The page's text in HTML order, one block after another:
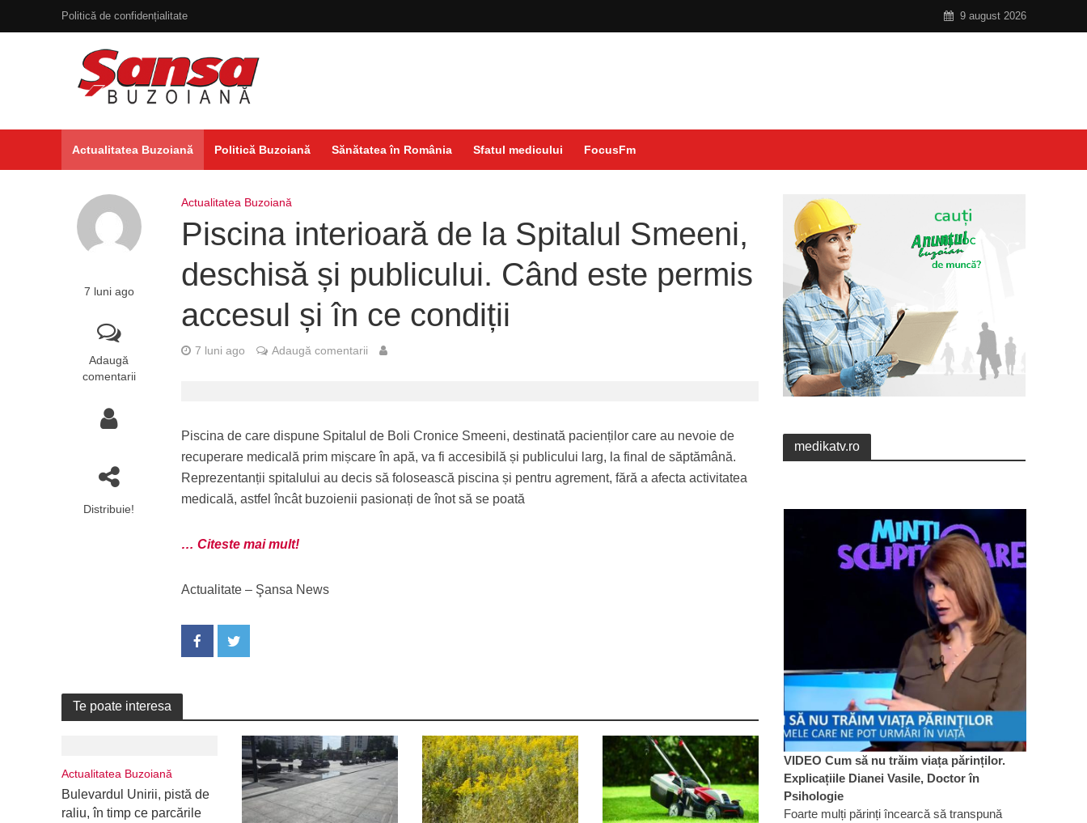
Politică de confidențialitate 9 august 2026
Actualitatea Buzoiană Politică Buzoiană Sănătatea în România Sfatul medicului FocusFm
7 luni ago
Adaugă
comentarii
Distribuie!
Actualitatea Buzoiană
Piscina interioară de la Spitalul Smeeni,
deschisă și publicului. Când este permis
accesul și în ce condiții
7 luni ago Adaugă comentarii
Piscina de care dispune Spitalul de Boli Cronice Smeeni, destinată pacienților care au nevoie de
recuperare medicală prim mișcare în apă, va fi accesibilă și publicului larg, la final de săptămână.
Reprezentanții spitalului au decis să folosească piscina și pentru agrement, fără a afecta activitatea
medicală, astfel încât buzoienii pasionați de înot să se poată
… Citeste mai mult!
Actualitate – Şansa News
Te poate interesa
Actualitatea Buzoiană
Bulevardul Unirii, pistă de
raliu, în timp ce parcările
medikatv.ro
VIDEO Cum să nu trăim viața părinților.
Explicațiile Dianei Vasile, Doctor în
Psihologie
Foarte mulți părinți încearcă să transpună